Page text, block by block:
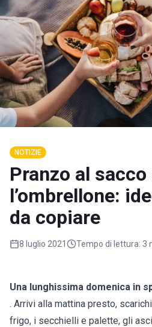
NOTIZIE
Pranzo al
l’ombrellone:
da copiare
8 luglio 2021 Tempo di lettura: 3
Una lunghissima domenica in
. Arrivi alla mattina presto,
frigo, i secchielli e palette, gli